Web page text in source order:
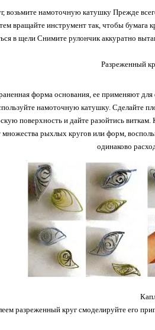
возьмите намоточную катушку Прежде
вращайте инструмент так, чтобы
в щели Снимите рулончик аккуратно
Разреженный
форма основания, ее применяют
намоточную катушку. Сделайте
поверхность и дайте разойтись виткам.
множества рыхлых кругов или форм,
одинаково
разреженный круг смоделируйте его